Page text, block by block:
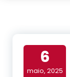
6
maio, 2025